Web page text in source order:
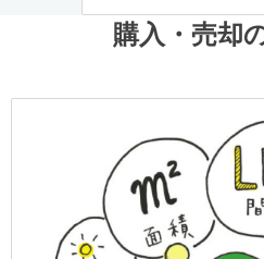
購入・売却